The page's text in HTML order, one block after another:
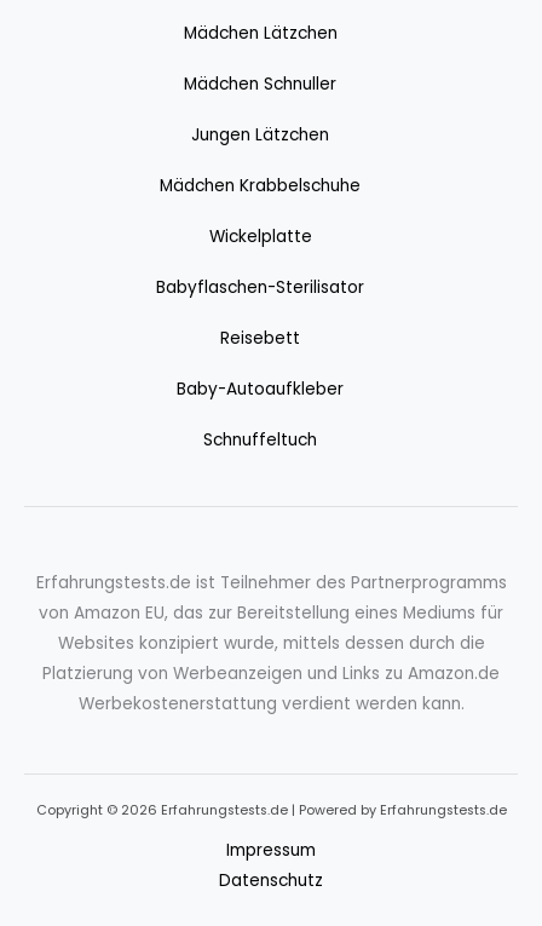
Mädchen Lätzchen
Mädchen Schnuller
Jungen Lätzchen
Mädchen Krabbelschuhe
Wickelplatte
Babyflaschen-Sterilisator
Reisebett
Baby-Autoaufkleber
Schnuffeltuch
Erfahrungstests.de ist Teilnehmer des Partnerprogramms
von Amazon EU, das zur Bereitstellung eines Mediums für
Websites konzipiert wurde, mittels dessen durch die
Platzierung von Werbeanzeigen und Links zu Amazon.de
Werbekostenerstattung verdient werden kann.
Copyright © 2026 Erfahrungstests.de | Powered by Erfahrungstests.de
Impressum
Datenschutz